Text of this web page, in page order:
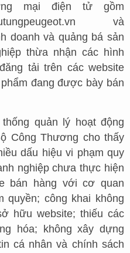
mại điện tử gồm
và
doanh và quảng bá sản
thừa nhận các hình
tải trên các website
đang được bày bán
quản lý hoạt động
Công Thương cho thấy
dấu hiệu vi phạm quy
nghiệp chưa thực hiện
bán hàng với cơ quan
quyền; công khai không
hữu website; thiếu các
hóa; không xây dựng
cá nhân và chính sách